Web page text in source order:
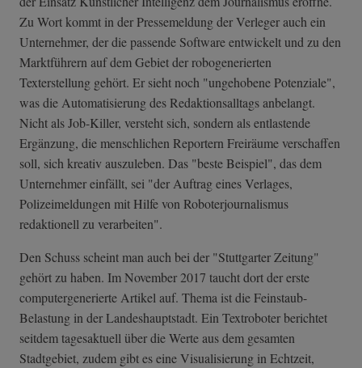
Zu Wort kommt in der Pressemeldung der Verleger auch ein
Unternehmer, der die passende Software entwickelt und zu den
Marktführern auf dem Gebiet der robogenerierten
Texterstellung gehört. Er sieht noch "ungehobene Potenziale",
was die Automatisierung des Redaktionsalltags anbelangt.
Nicht als Job-Killer, versteht sich, sondern als entlastende
Ergänzung, die menschlichen Reportern Freiräume verschaffen
soll, sich kreativ auszuleben. Das "beste Beispiel", das dem
Unternehmer einfällt, sei "der Auftrag eines Verlages,
Polizeimeldungen mit Hilfe von Roboterjournalismus
redaktionell zu verarbeiten".
Den Schuss scheint man auch bei der "Stuttgarter Zeitung"
gehört zu haben. Im November 2017 taucht dort der erste
computergenerierte Artikel auf. Thema ist die Feinstaub-
Belastung in der Landeshauptstadt. Ein Textroboter berichtet
seitdem tagesaktuell über die Werte aus dem gesamten
Stadtgebiet, zudem gibt es eine Visualisierung in Echtzeit,